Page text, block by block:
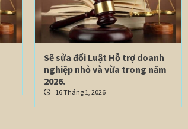
Sẽ sửa đổi Luật Hỗ trợ doanh
nghiệp nhỏ và vừa trong năm
2026.
16 Tháng 1, 2026